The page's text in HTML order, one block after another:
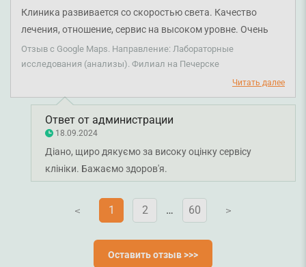
Клиника развивается со скоростью света. Качество
лечения, отношение, сервис на высоком уровне. Очень
понравилось, как организован процесс оказания помощи
в этой клинике. Все на месте, анализы можно сдать сразу.
Стационар и операционная на третьем этаже. Всё очень
удобно. И клиника обеспечивает всем, что нужно. Когда
нужна помощь обращаюсь только сюда.
Отзыв с Google Maps. Направление: Лабораторные
исследования (анализы). Филиал на Печерске
Читать далее
Ответ от администрации
18.09.2024
Діано, щиро дякуємо за високу оцінку сервісу
клініки. Бажаємо здоров'я.
V 1 2 … 60 V
Оставить отзыв >>>